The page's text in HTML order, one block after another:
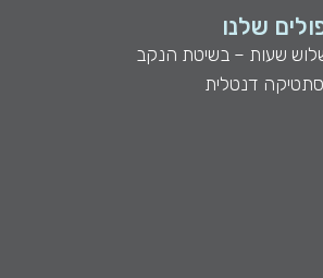
שלנו
שעות – בשיטת הנקב
דנטלית